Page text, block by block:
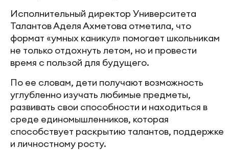
Исполнительный директор Университета
Талантов Аделя Ахметова отметила, что
формат «умных каникул» помогает школьникам
не только отдохнуть летом, но и провести
время с пользой для будущего.
По ее словам, дети получают возможность
углубленно изучать любимые предметы,
развивать свои способности и находиться в
среде единомышленников, которая
способствует раскрытию талантов, поддержке
и личностному росту.